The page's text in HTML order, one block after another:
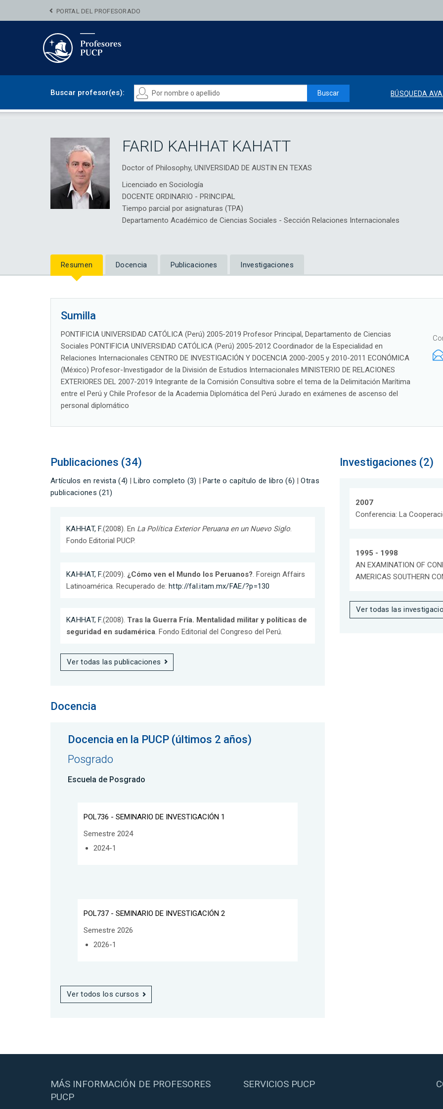
PORTAL DEL PROFESORADO
Buscar profesor(es): Buscar BÚSQUEDA
FARID KAHHAT KAHATT
Doctor of Philosophy, UNIVERSIDAD DE AUSTIN EN TEXAS
Licenciado en Sociología
DOCENTE ORDINARIO - PRINCIPAL
Tiempo parcial por asignaturas (TPA)
Departamento Académico de Ciencias Sociales - Sección Relaciones Internacionales
Resumen Docencia Publicaciones Investigaciones
Sumilla
PONTIFICIA UNIVERSIDAD CATÓLICA (Perú) 2005-2019 Profesor Principal, Departamento de Ciencias
Sociales PONTIFICIA UNIVERSIDAD CATÓLICA (Perú) 2005-2012 Coordinador de la Especialidad en
Relaciones Internacionales CENTRO DE INVESTIGACIÓN Y DOCENCIA 2000-2005 y 2010-2011 ECONÓMICA
(México) Profesor-Investigador de la División de Estudios Internacionales MINISTERIO DE RELACIONES
EXTERIORES DEL 2007-2019 Integrante de la Comisión Consultiva sobre el tema de la Delimitación Marítima
entre el Perú y Chile Profesor de la Academia Diplomática del Perú Jurado en exámenes de ascenso del
personal diplomático
Publicaciones (34)
Artículos en revista (4) Libro completo (3) Parte o capítulo de libro (6) |Otras
publicaciones (21)
KAHHAT, F.(2008). En La Política Exterior Peruana en un Nuevo Siglo.
Fondo Editorial PUCP.
KAHHAT, F.(2009). ¿Cómo ven el Mundo los Peruanos?. Foreign Affairs
Latinoamérica. Recuperado de: http://fal.itam.mx/FAE/?p=130
KAHHAT, F.(2008). Tras la Guerra Fría. Mentalidad militar y políticas de
seguridad en sudamérica. Fondo Editorial del Congreso del Perú.
Ver todas las publicaciones
Investigaciones (2)
2007
Conferencia: La
1995 - 1998
AN EXAMINATION OF
AMERICAS SOUTHERN
Ver todas las
Docencia
Docencia en la PUCP (últimos 2 años)
Posgrado
Escuela de Posgrado
POL736 - SEMINARIO DE INVESTIGACIÓN 1
Semestre 2024
2024-1
POL737 - SEMINARIO DE INVESTIGACIÓN 2
Semestre 2026
2026-1
Ver todos los cursos
MÁS INFORMACIÓN DE PROFESORES
PUCP
SERVICIOS PUCP